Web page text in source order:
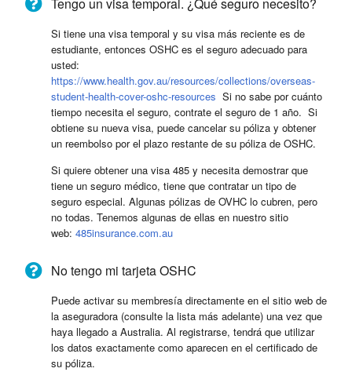
Tengo un visa temporal. ¿Qué seguro necesito?
Si tiene una visa temporal y su visa más reciente es de
estudiante, entonces OSHC es el seguro adecuado para
usted:
https://www.health.gov.au/resources/collections/overseas-
student-health-cover-oshc-resources Si no sabe por cuánto
tiempo necesita el seguro, contrate el seguro de 1 año. Si
obtiene su nueva visa, puede cancelar su póliza y obtener
un reembolso por el plazo restante de su póliza de OSHC.
Si quiere obtener una visa 485 y necesita demostrar que
tiene un seguro médico, tiene que contratar un tipo de
seguro especial. Algunas pólizas de OVHC lo cubren, pero
no todas. Tenemos algunas de ellas en nuestro sitio
web: 485insurance.com.au
No tengo mi tarjeta OSHC
Puede activar su membresía directamente en el sitio web de
la aseguradora (consulte la lista más adelante) una vez que
haya llegado a Australia. Al registrarse, tendrá que utilizar
los datos exactamente como aparecen en el certificado de
su póliza.